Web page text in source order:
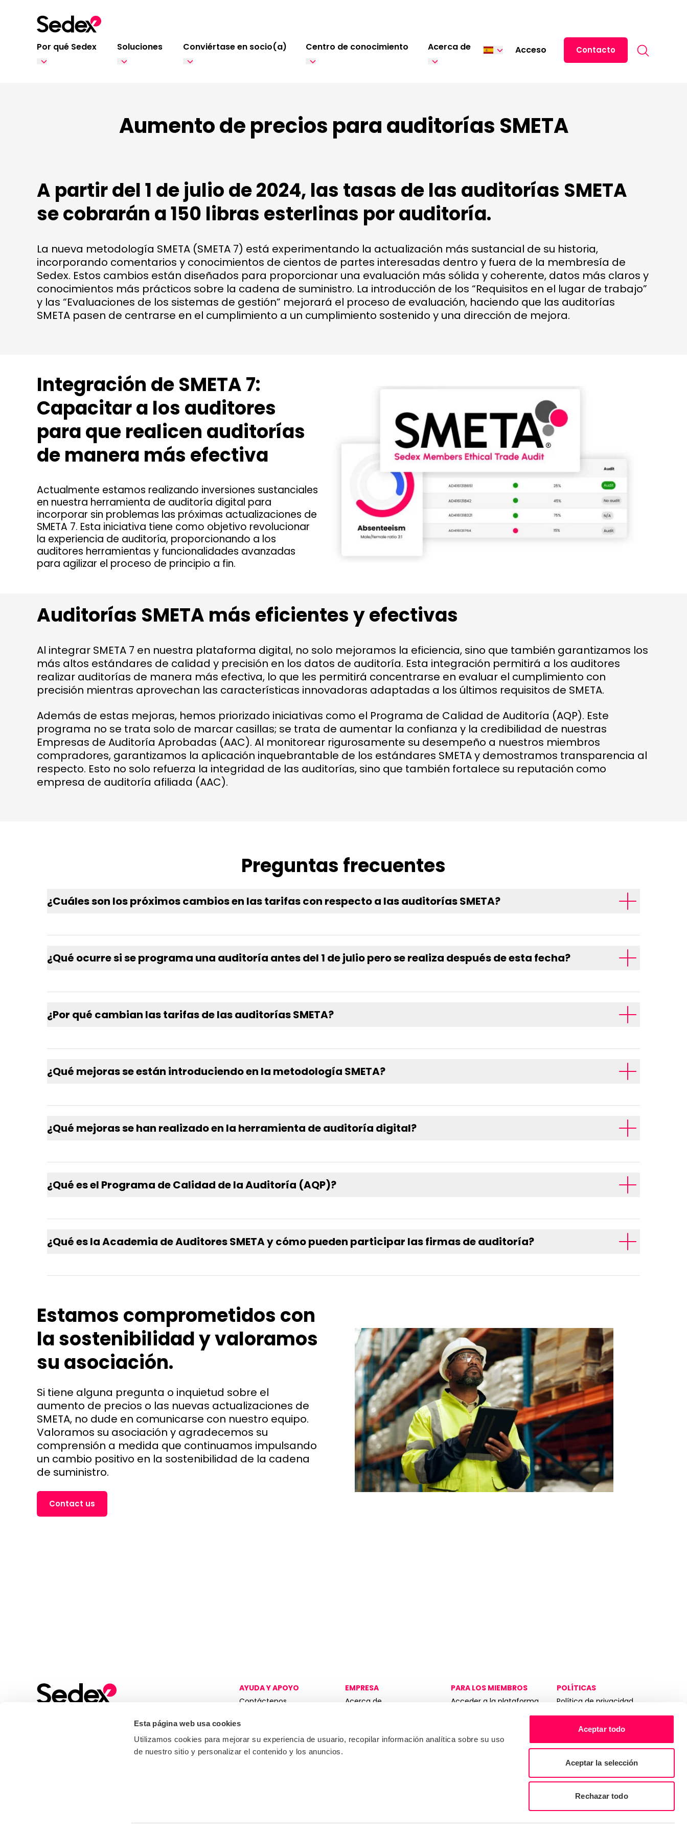
Esta página web usa cookies
Utilizamos cookies para mejorar su experiencia de usuario, recopilar información analítica sobre su uso
de nuestro sitio y personalizar el contenido y los anuncios.
Aceptar todo
Aceptar la selección
Rechazar todo
Por qué Sedex
Soluciones Conviértase en socio(a) Centro de conocimiento Acerca de Acceso Contacto
Aumento de precios para auditorías SMETA
A partir del 1 de julio de 2024, las tasas de las auditorías SMETA
se cobrarán a 150 libras esterlinas por auditoría.
La nueva metodología SMETA (SMETA 7) está experimentando la actualización más sustancial de su historia,
incorporando comentarios y conocimientos de cientos de partes interesadas dentro y fuera de la membresía de
Sedex. Estos cambios están diseñados para proporcionar una evaluación más sólida y coherente, datos más claros y
conocimientos más prácticos sobre la cadena de suministro. La introducción de los “Requisitos en el lugar de trabajo”
y las “Evaluaciones de los sistemas de gestión” mejorará el proceso de evaluación, haciendo que las auditorías
SMETA pasen de centrarse en el cumplimiento a un cumplimiento sostenido y una dirección de mejora.
Integración de SMETA 7:
Capacitar a los auditores
para que realicen auditorías
de manera más efectiva
Actualmente estamos realizando inversiones sustanciales
en nuestra herramienta de auditoría digital para
incorporar sin problemas las próximas actualizaciones de
SMETA 7. Esta iniciativa tiene como objetivo revolucionar
la experiencia de auditoría, proporcionando a los
auditores herramientas y funcionalidades avanzadas
para agilizar el proceso de principio a fin.
Auditorías SMETA más eficientes y efectivas
Al integrar SMETA 7 en nuestra plataforma digital, no solo mejoramos la eficiencia, sino que también garantizamos los
más altos estándares de calidad y precisión en los datos de auditoría. Esta integración permitirá a los auditores
realizar auditorías de manera más efectiva, lo que les permitirá concentrarse en evaluar el cumplimiento con
precisión mientras aprovechan las características innovadoras adaptadas a los últimos requisitos de SMETA.
Además de estas mejoras, hemos priorizado iniciativas como el Programa de Calidad de Auditoría (AQP). Este
programa no se trata solo de marcar casillas; se trata de aumentar la confianza y la credibilidad de nuestras
Empresas de Auditoría Aprobadas (AAC). Al monitorear rigurosamente su desempeño a nuestros miembros
compradores, garantizamos la aplicación inquebrantable de los estándares SMETA y demostramos transparencia al
respecto. Esto no solo refuerza la integridad de las auditorías, sino que también fortalece su reputación como
empresa de auditoría afiliada (AAC).
Preguntas frecuentes
¿Cuáles son los próximos cambios en las tarifas con respecto a las auditorías SMETA?
¿Qué ocurre si se programa una auditoría antes del 1 de julio pero se realiza después de esta fecha?
¿Por qué cambian las tarifas de las auditorías SMETA?
¿Qué mejoras se están introduciendo en la metodología SMETA?
¿Qué mejoras se han realizado en la herramienta de auditoría digital?
¿Qué es el Programa de Calidad de la Auditoría (AQP)?
¿Qué es la Academia de Auditores SMETA y cómo pueden participar las firmas de auditoría?
Estamos comprometidos con
la sostenibilidad y valoramos
su asociación.
Si tiene alguna pregunta o inquietud sobre el
aumento de precios o las nuevas actualizaciones de
SMETA, no dude en comunicarse con nuestro equipo.
Valoramos su asociación y agradecemos su
comprensión a medida que continuamos impulsando
un cambio positivo en la sostenibilidad de la cadena
de suministro.
Contact us
Sign up to our Newsletter
Stay up to date with all the latest news, events
and industry insights from Sedex
AYUDA Y APOYO
Contáctenos
EMPRESA
Acerca de
Folleto corporativo
PARA LOS MIEMBROS
Acceder a la plataforma
Kit de herramientas para
POLÍTICAS
Política de privacidad
Términos de servicio
Proceso de queja
Reglas del auditor
2026
Política Fiscal 2023